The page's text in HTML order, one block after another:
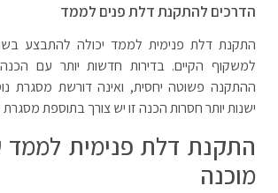
הדרכים להתקנת דלת פנים לממד
התקנת דלת פנימית לממד יכולה להתבצע
למשקוף הקיים. בדירות חדשות יותר עם הכנה
ההתקנה פשוטה יחסית, ואינה דורשת מסגרת
ישנות יותר חסרות הכנה זו יש צורך בתוספת
התקנת דלת פנימית
מוכנה